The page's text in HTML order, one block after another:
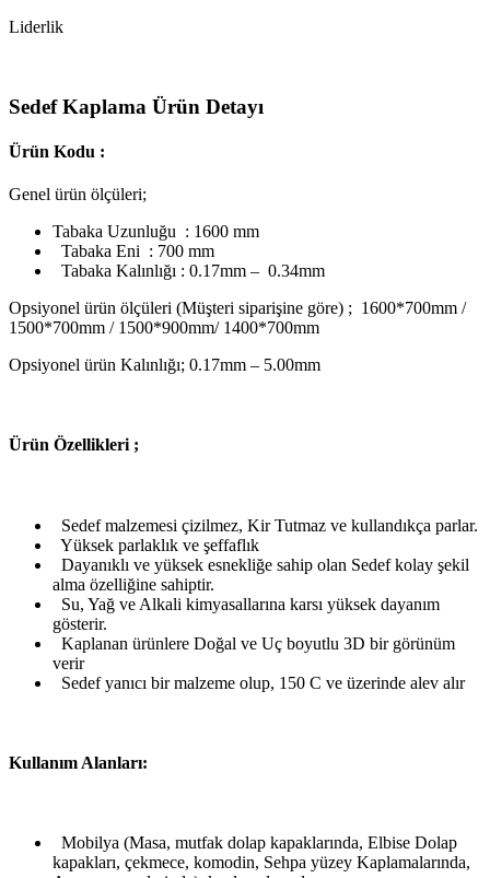
Liderlik
Sedef Kaplama Ürün Detayı
Ürün Kodu :
Genel ürün ölçüleri;
Tabaka Uzunluğu : 1600 mm
Tabaka Eni : 700 mm
Tabaka Kalınlığı : 0.17mm – 0.34mm
Opsiyonel ürün ölçüleri (Müşteri siparişine göre) ; 1600*700mm /
1500*700mm / 1500*900mm/ 1400*700mm
Opsiyonel ürün Kalınlığı; 0.17mm – 5.00mm
Ürün Özellikleri ;
Sedef malzemesi çizilmez, Kir Tutmaz ve kullandıkça parlar.
Yüksek parlaklık ve şeffaflık
Dayanıklı ve yüksek esnekliğe sahip olan Sedef kolay şekil
alma özelliğine sahiptir.
Su, Yağ ve Alkali kimyasallarına karsı yüksek dayanım
gösterir.
Kaplanan ürünlere Doğal ve Uç boyutlu 3D bir görünüm
verir
Sedef yanıcı bir malzeme olup, 150 C ve üzerinde alev alır
Kullanım Alanları:
Mobilya (Masa, mutfak dolap kapaklarında, Elbise Dolap
kapakları, çekmece, komodin, Sehpa yüzey Kaplamalarında,